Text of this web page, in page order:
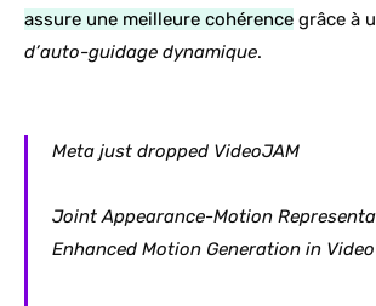
assure une meilleure cohérence grâce à
d’auto-guidage dynamique.
Meta just dropped VideoJAM
Joint Appearance-Motion
Enhanced Motion Generation in